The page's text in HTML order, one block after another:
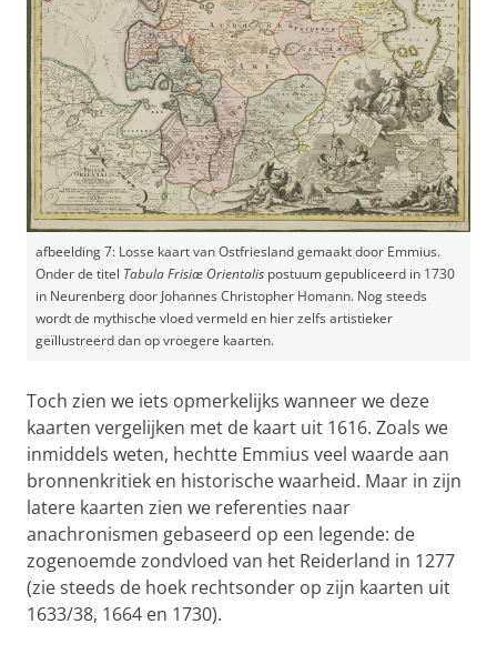
afbeelding 7: Losse kaart van Ostfriesland gemaakt door Emmius.
Onder de titel Tabula Frisiæ Orientalis postuum gepubliceerd in 1730
in Neurenberg door Johannes Christopher Homann. Nog steeds
wordt de mythische vloed vermeld en hier zelfs artistieker
geïllustreerd dan op vroegere kaarten.
Toch zien we iets opmerkelijks wanneer we deze
kaarten vergelijken met de kaart uit 1616. Zoals we
inmiddels weten, hechtte Emmius veel waarde aan
bronnenkritiek en historische waarheid. Maar in zijn
latere kaarten zien we referenties naar
anachronismen gebaseerd op een legende: de
zogenoemde zondvloed van het Reiderland in 1277
(zie steeds de hoek rechtsonder op zijn kaarten uit
1633/38, 1664 en 1730).